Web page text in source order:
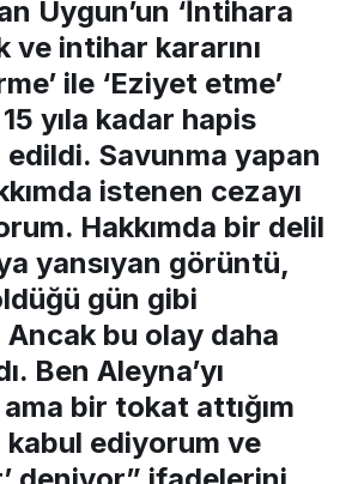
Uygun’un ‘İntihara
ve intihar kararını
ile ‘Eziyet etme’
yıla kadar hapis
edildi. Savunma yapan
istenen cezayı
Hakkımda bir delil
yansıyan görüntü,
gün gibi
bu olay daha
Ben Aleyna’yı
bir tokat attığım
ediyorum ve